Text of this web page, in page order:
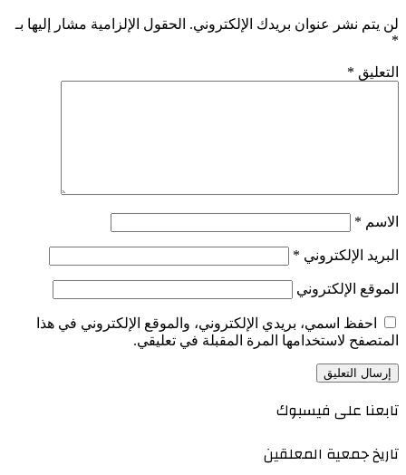
لن يتم نشر عنوان بريدك الإلكتروني. الحقول الإلزامية مشار إليها بـ
*
التعليق *
الاسم *
البريد الإلكتروني *
الموقع الإلكتروني
احفظ اسمي، بريدي الإلكتروني، والموقع الإلكتروني في هذا
المتصفح لاستخدامها المرة المقبلة في تعليقي.
تابعنا على فيسبوك
تاريخ جمعية المعلقين